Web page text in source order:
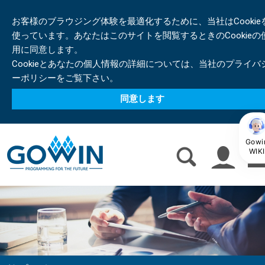
お客様のブラウジング体験を最適化するために、当社はCookie
使っています。あなたはこのサイトを閲覧するときのCookieの
用に同意します。
Cookieとあなたの個人情報の詳細については、当社のプライバ
ーポリシーをご覧下さい。
同意します
WIKI